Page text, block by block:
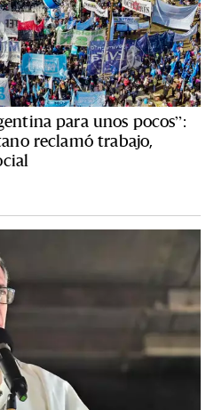
para unos pocos”:
reclamó trabajo,